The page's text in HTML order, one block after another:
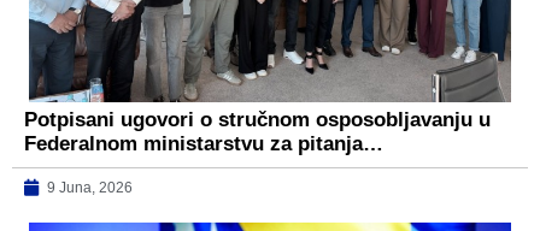
Potpisani ugovori o stručnom osposobljavanju u
Federalnom ministarstvu za pitanja…
9 Juna, 2026